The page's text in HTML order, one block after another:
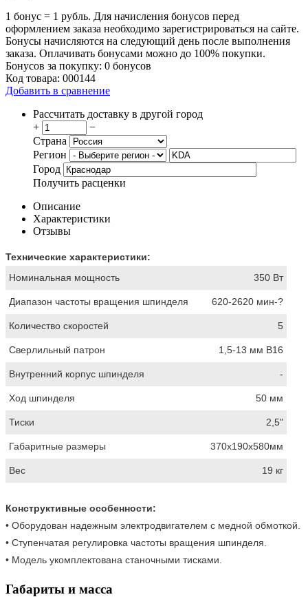
1 бонус = 1 рубль. Для начисления бонусов перед
оформлением заказа необходимо зарегистрироваться на сайте.
Бонусы начисляются на следующий день после выполнения
заказа. Оплачивать бонусами можно до 100% покупки.
Бонусов за покупку: 0 бонусов
Код товара: 000144
Добавить в сравнение
Рассчитать доставку в другой город
+
−
Страна
Регион
Город
Получить расценки
Описание
Характеристики
Отзывы
Технические характеристики:
Номинальная мощность
350 Вт
Диапазон частоты вращения шпинделя 620-2620 мин-?
Количество скоростей 5
Сверлильный патрон 1,5-13 мм В16
Внутренний корпус шпинделя -
Ход шпинделя 50 мм
Тиски 2,5"
Габаритные размеры 370х190х580мм
Вес 19 кг
Конструктивные особенности:
• Оборудован надежным электродвигателем с медной обмоткой.
• Ступенчатая регулировка частоты вращения шпинделя.
• Модель укомплектована станочными тисками.
Габариты и масса